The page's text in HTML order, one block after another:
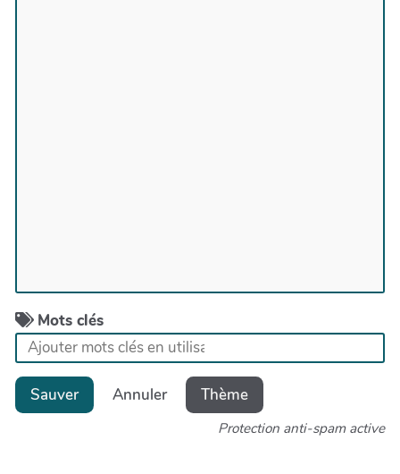
Mots clés
Sauver Annuler Thème
Protection anti-spam active